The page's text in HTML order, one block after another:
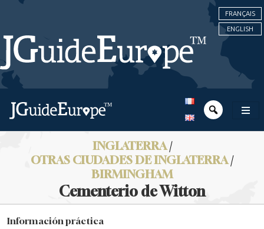
FRANÇAIS
ENGLISH
INGLATERRA/
OTRAS CIUDADES DE INGLATERRA/
BIRMINGHAM
Cementerio de Witton
Información práctica